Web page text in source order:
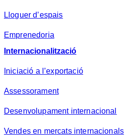
Lloguer d’espais
Emprenedoria
Internacionalització
Iniciació a l’exportació
Assessorament
Desenvolupament internacional
Vendes en mercats internacionals